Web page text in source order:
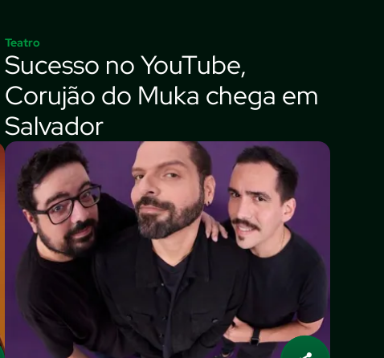
Teatro
Sucesso no YouTube,
Corujão do Muka chega em
Salvador